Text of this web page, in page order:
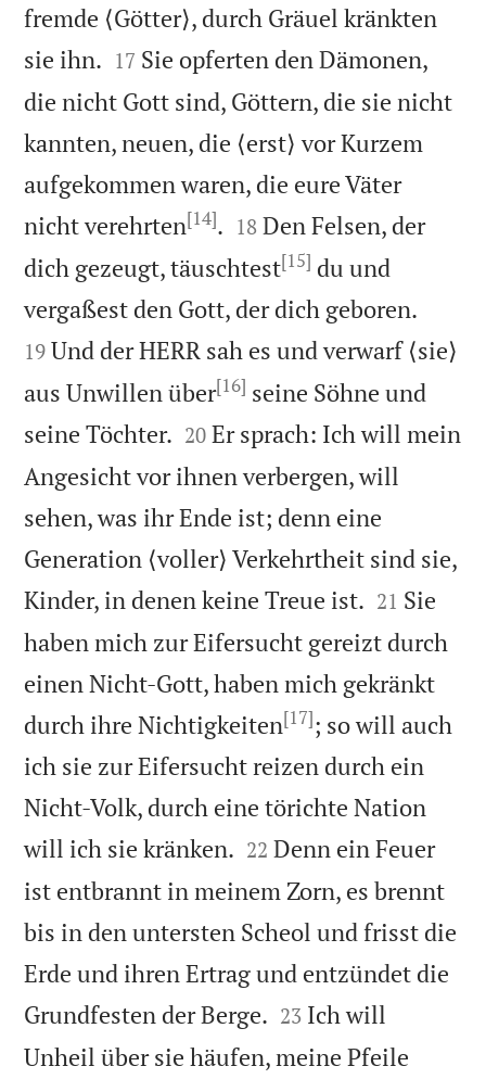
fremde ⟨Götter⟩, durch Gräuel kränkten
sie ihn. 

17 Sie opferten den Dämonen,
die nicht Gott sind, Göttern, die sie nicht
kannten, neuen, die ⟨erst⟩ vor Kurzem
aufgekommen waren, die eure Väter
nicht verehrten[14]. 

18 Den Felsen, der
dich gezeugt, täuschtest[15] du und
vergaßest den Gott, der dich geboren.
19 Und der HERR sah es und verwarf ⟨sie⟩
aus Unwillen über[16] seine Söhne und
seine Töchter. 

20 Er sprach: Ich will mein
Angesicht vor ihnen verbergen, will
sehen, was ihr Ende ist; denn eine
Generation ⟨voller⟩ Verkehrtheit sind sie,
Kinder, in denen keine Treue ist. 

21 Sie
haben mich zur Eifersucht gereizt durch
einen Nicht-Gott, haben mich gekränkt
durch ihre Nichtigkeiten[17]; so will auch
ich sie zur Eifersucht reizen durch ein
Nicht-Volk, durch eine törichte Nation
will ich sie kränken. 

22 Denn ein Feuer
ist entbrannt in meinem Zorn, es brennt
bis in den untersten Scheol und frisst die
Erde und ihren Ertrag und entzündet die
Grundfesten der Berge. 

23 Ich will
Unheil über sie häufen, meine Pfeile